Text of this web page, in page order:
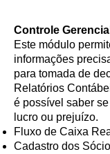
Controle Gerencial
Este módulo
informações
para tomada de
Relatórios
é possível saber
lucro ou prejuízo.
Fluxo de Caixa
Cadastro dos